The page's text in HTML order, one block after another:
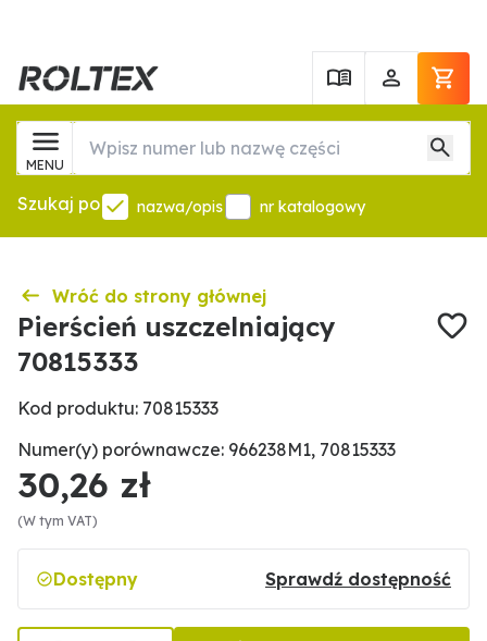
MENU
Szukaj po nazwa/opis nr katalogowy
Wróć do strony głównej
Pierścień uszczelniający
70815333
Kod produktu: 70815333
Numer(y) porównawcze: 966238M1, 70815333
30,26 zł
(W tym VAT)
Dostępny Sprawdź dostępność